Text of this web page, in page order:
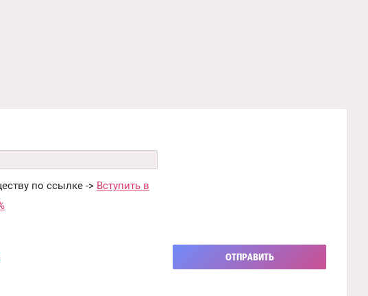
по ссылке -> Вступить в
ОТПРАВИТЬ